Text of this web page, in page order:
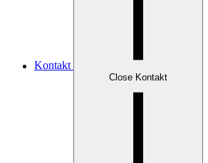
Kontakt